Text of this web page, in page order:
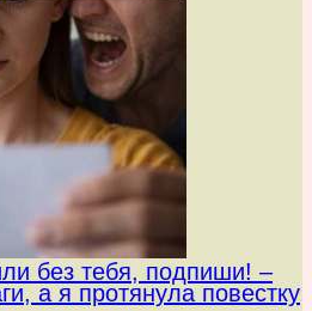
без тебя, подпиши! –
а я протянула повестку